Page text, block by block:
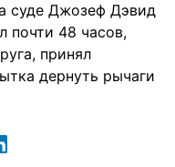
суде Джозеф Дэвид
почти 48 часов,
принял
дернуть рычаги
Facebook
в Xв Viber
в Whatsapp
в Messenger
отправить в LinkedIn